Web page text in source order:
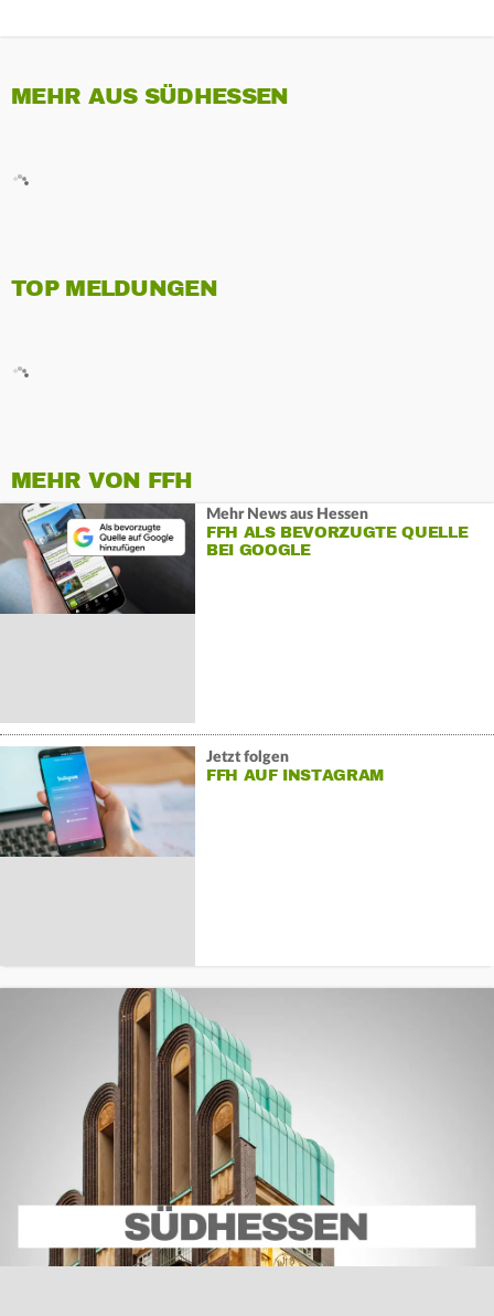
MEHR AUS SÜDHESSEN
TOP MELDUNGEN
MEHR VON FFH
Mehr News aus Hessen
FFH ALS BEVORZUGTE QUELLE
BEI GOOGLE
Jetzt folgen
FFH AUF INSTAGRAM